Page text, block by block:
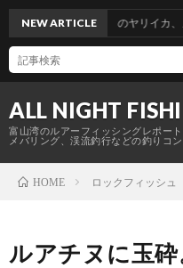
ALL NIGHT
富山湾のルアーフィッシングレポー
メバリング、渓流釣行などの釣りコ
NEW ARTICLE
行。青物からのヤリイカ、メバル
HOME ロックフィッシュ
ルアチヌに玉